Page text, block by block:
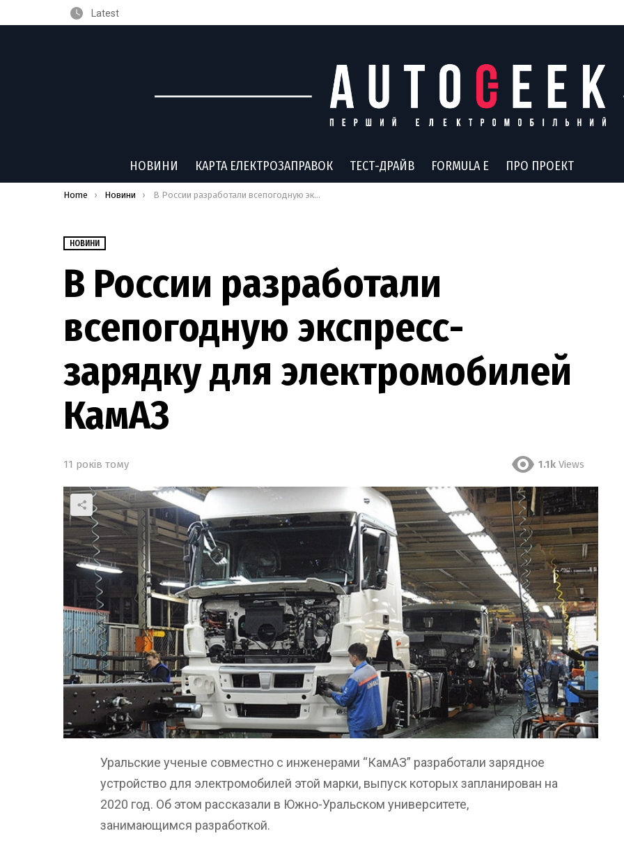
Latest
НОВИНИ КАРТА ЕЛЕКТРОЗАПРАВОК ТЕСТ-ДРАЙВ FORMULA E ПРО ПРОЕКТ
You are here:
Home Новини В России разработали всепогодную экспресс-зарядку для электромобилей КамАЗ
НОВИНИ
В России разработали
всепогодную экспресс-
зарядку для электромобилей
КамАЗ
11 років тому 1.1k Views
Уральские ученые совместно с инженерами “КамАЗ” разработали зарядное
устройство для электромобилей этой марки, выпуск которых запланирован на
2020 год. Об этом рассказали в Южно-Уральском университете,
занимающимся разработкой.